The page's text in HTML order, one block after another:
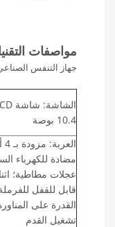
مواصفات
جهاز التنفس
10.4 بوصة
مضادة للكهرباء
عجلات مطاطية؛
قابل للقفل
القدرة على
تشغيل القدم